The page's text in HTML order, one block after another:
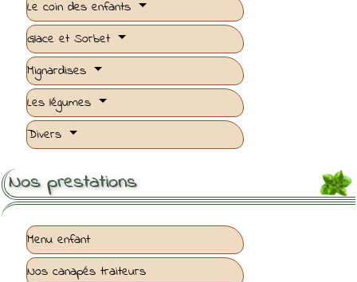
Le coin des enfants
Glace et Sorbet
Mignardises
Les légumes
Divers
Nos prestations
Menu enfant
Nos canapés traiteurs